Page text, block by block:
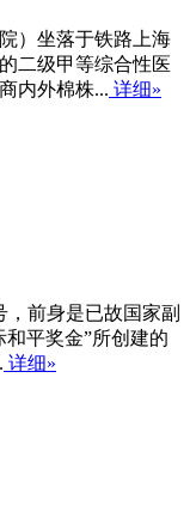
）坐落于铁路上海
二级甲等综合性医
内外棉株... 详细»
前身是已故国家副
和平奖金”所创建的
详细»